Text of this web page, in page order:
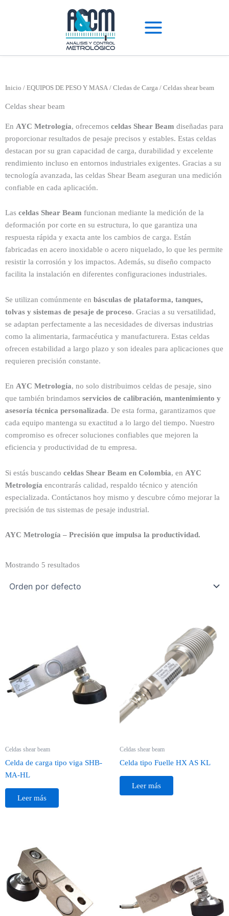
Inicio / EQUIPOS DE PESO Y MASA / Cledas de Carga / Celdas shear beam
Celdas shear beam
En AYC Metrología, ofrecemos celdas Shear Beam diseñadas para
proporcionar resultados de pesaje precisos y estables. Estas celdas
destacan por su gran capacidad de carga, durabilidad y excelente
rendimiento incluso en entornos industriales exigentes. Gracias a su
tecnología avanzada, las celdas Shear Beam aseguran una medición
confiable en cada aplicación.
Las celdas Shear Beam funcionan mediante la medición de la
deformación por corte en su estructura, lo que garantiza una
respuesta rápida y exacta ante los cambios de carga. Están
fabricadas en acero inoxidable o acero niquelado, lo que les permite
resistir la corrosión y los impactos. Además, su diseño compacto
facilita la instalación en diferentes configuraciones industriales.
Se utilizan comúnmente en básculas de plataforma, tanques,
tolvas y sistemas de pesaje de proceso. Gracias a su versatilidad,
se adaptan perfectamente a las necesidades de diversas industrias
como la alimentaria, farmacéutica y manufacturera. Estas celdas
ofrecen estabilidad a largo plazo y son ideales para aplicaciones que
requieren precisión constante.
En AYC Metrología, no solo distribuimos celdas de pesaje, sino
que también brindamos servicios de calibración, mantenimiento y
asesoría técnica personalizada. De esta forma, garantizamos que
cada equipo mantenga su exactitud a lo largo del tiempo. Nuestro
compromiso es ofrecer soluciones confiables que mejoren la
eficiencia y productividad de tu empresa.
Si estás buscando celdas Shear Beam en Colombia, en AYC
Metrología encontrarás calidad, respaldo técnico y atención
especializada. Contáctanos hoy mismo y descubre cómo mejorar la
precisión de tus sistemas de pesaje industrial.
AYC Metrología – Precisión que impulsa la productividad.
Mostrando 5 resultados
Celdas shear beam
Celda de carga tipo viga SHB-
MA-HL
Leer más
Celdas shear beam
Celda tipo Fuelle HX AS KL
Leer más